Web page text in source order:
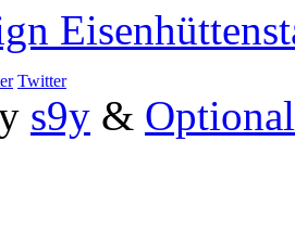
Twitter
s9y &